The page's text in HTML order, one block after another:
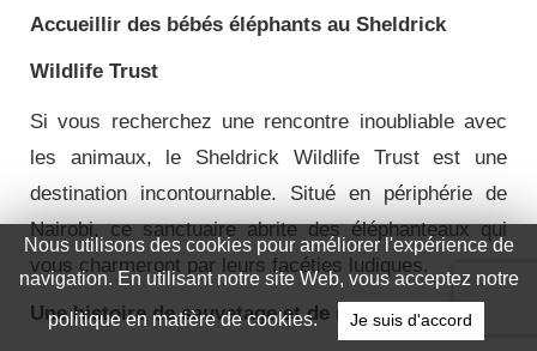
Accueillir des bébés éléphants au Sheldrick
Wildlife Trust
Si vous recherchez une rencontre inoubliable avec
les animaux, le Sheldrick Wildlife Trust est une
destination incontournable. Situé en périphérie de
Nairobi, ce sanctuaire abrite des éléphanteaux qui
vous charmeront par leurs facéties ludiques.
Une histoire de sauvetage et de réhabilitation
Nous utilisons des cookies pour améliorer l'expérience de
navigation. En utilisant notre site Web, vous acceptez notre
politique en matière de cookies.
Je suis d'accord